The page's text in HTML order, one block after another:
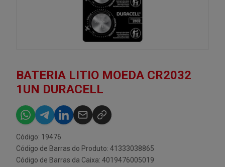
BATERIA LITIO MOEDA CR2032
1UN DURACELL
Código: 19476
Código de Barras do Produto: 41333038865
Código de Barras da Caixa: 4019476005019